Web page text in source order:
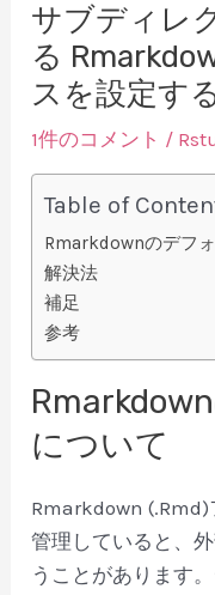
サブディレ
る
スを設定す
1件のコメント /
Table of
Rmarkdownのデフ
解決法
補足
参考
について
Rmarkdown
管理していると、
うことがあります